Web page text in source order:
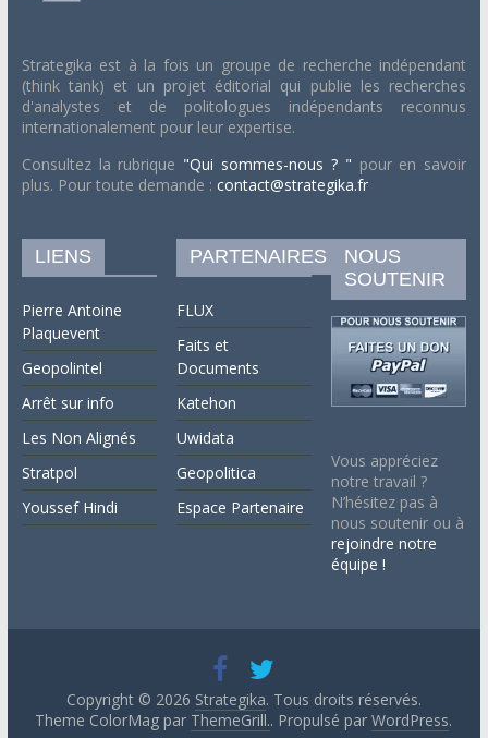
Strategika est à la fois un groupe de recherche indépendant
(think tank) et un projet éditorial qui publie les recherches
d'analystes et de politologues indépendants reconnus
internationalement pour leur expertise.
Consultez la rubrique "Qui sommes-nous ? " pour en savoir
plus. Pour toute demande : contact@strategika.fr
LIENS
Pierre Antoine
Plaquevent
Geopolintel
Arrêt sur info
Les Non Alignés
Stratpol
Youssef Hindi
PARTENAIRES
FLUX
Faits et
Documents
Katehon
Uwidata
Geopolitica
Espace Partenaire
NOUS
SOUTENIR
Vous appréciez
notre travail ?
N’hésitez pas à
nous soutenir ou à
rejoindre notre
équipe !
Copyright © 2026 Strategika. Tous droits réservés.
Theme ColorMag par ThemeGrill.. Propulsé parWordPress.